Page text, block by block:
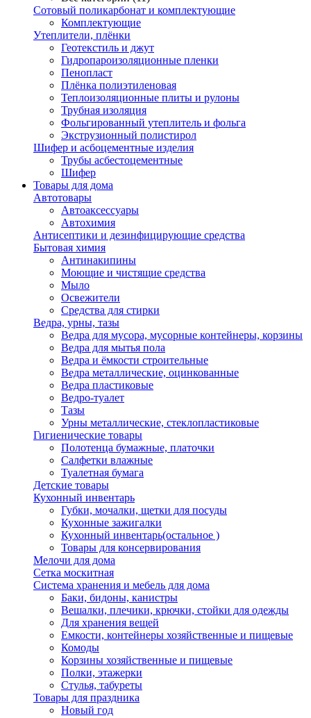
Сотовый поликарбонат и комплектующие
Комплектующие
Утеплители, плёнки
Геотекстиль и джут
Гидропароизоляционные пленки
Пенопласт
Плёнка полиэтиленовая
Теплоизоляционные плиты и рулоны
Трубная изоляция
Фольгированный утеплитель и фольга
Экструзионный полистирол
Шифер и асбоцементные изделия
Трубы асбестоцементные
Шифер
Товары для дома
Автотовары
Автоаксессуары
Автохимия
Антисептики и дезинфицирующие средства
Бытовая химия
Антинакипины
Моющие и чистящие средства
Мыло
Освежители
Средства для стирки
Ведра, урны, тазы
Ведра для мусора, мусорные контейнеры, корзины
Ведра для мытья пола
Ведра и ёмкости строительные
Ведра металлические, оцинкованные
Ведра пластиковые
Ведро-туалет
Тазы
Урны металлические, стеклопластиковые
Гигиенические товары
Полотенца бумажные, платочки
Салфетки влажные
Туалетная бумага
Детские товары
Кухонный инвентарь
Губки, мочалки, щетки для посуды
Кухонные зажигалки
Кухонный инвентарь(остальное )
Товары для консервирования
Мелочи для дома
Сетка москитная
Система хранения и мебель для дома
Баки, бидоны, канистры
Вешалки, плечики, крючки, стойки для одежды
Для хранения вещей
Емкости, контейнеры хозяйственные и пищевые
Комоды
Корзины хозяйственные и пищевые
Полки, этажерки
Стулья, табуреты
Товары для праздника
Новый год